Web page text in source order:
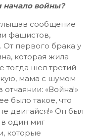
войны?
сообщение
фашистов,
От первого брака у
которая жила
тогда шел третий
мама с шумом
отчаянии: «Война!»
было такое, что
двигайся!» Он был
в один миг
которые